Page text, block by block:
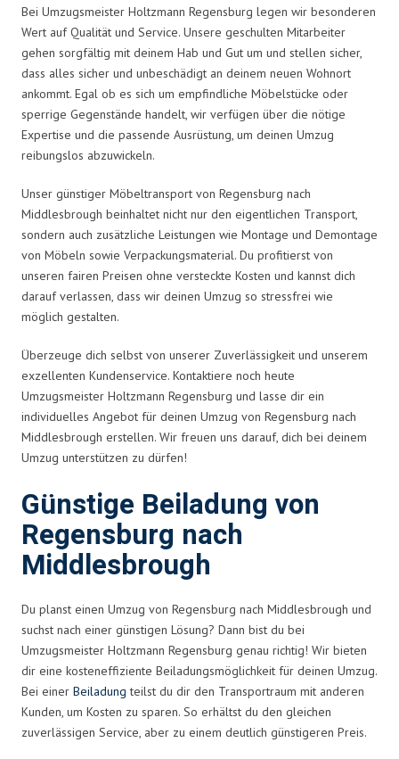
Bei Umzugsmeister Holtzmann Regensburg legen wir besonderen
Wert auf Qualität und Service. Unsere geschulten Mitarbeiter
gehen sorgfältig mit deinem Hab und Gut um und stellen sicher,
dass alles sicher und unbeschädigt an deinem neuen Wohnort
ankommt. Egal ob es sich um empfindliche Möbelstücke oder
sperrige Gegenstände handelt, wir verfügen über die nötige
Expertise und die passende Ausrüstung, um deinen Umzug
reibungslos abzuwickeln.
Unser günstiger Möbeltransport von Regensburg nach
Middlesbrough beinhaltet nicht nur den eigentlichen Transport,
sondern auch zusätzliche Leistungen wie Montage und Demontage
von Möbeln sowie Verpackungsmaterial. Du profitierst von
unseren fairen Preisen ohne versteckte Kosten und kannst dich
darauf verlassen, dass wir deinen Umzug so stressfrei wie
möglich gestalten.
Überzeuge dich selbst von unserer Zuverlässigkeit und unserem
exzellenten Kundenservice. Kontaktiere noch heute
Umzugsmeister Holtzmann Regensburg und lasse dir ein
individuelles Angebot für deinen Umzug von Regensburg nach
Middlesbrough erstellen. Wir freuen uns darauf, dich bei deinem
Umzug unterstützen zu dürfen!
Günstige Beiladung von
Regensburg nach
Middlesbrough
Du planst einen Umzug von Regensburg nach Middlesbrough und
suchst nach einer günstigen Lösung? Dann bist du bei
Umzugsmeister Holtzmann Regensburg genau richtig! Wir bieten
dir eine kosteneffiziente Beiladungsmöglichkeit für deinen Umzug.
Bei einer Beiladung teilst du dir den Transportraum mit anderen
Kunden, um Kosten zu sparen. So erhältst du den gleichen
zuverlässigen Service, aber zu einem deutlich günstigeren Preis.